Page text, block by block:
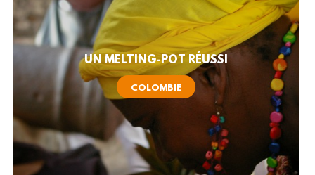
UN MELTING-POT RÉUSSI
COLOMBIE